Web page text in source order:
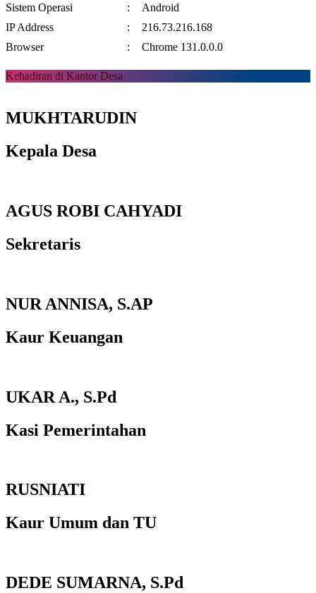
Sistem Operasi
:
Android
IP Address
:
216.73.216.168
Browser
: Chrome 131.0.0.0
Kehadiran di Kantor Desa
MUKHTARUDIN
Kepala Desa
AGUS ROBI CAHYADI
Sekretaris
NUR ANNISA, S.AP
Kaur Keuangan
UKAR A., S.Pd
Kasi Pemerintahan
RUSNIATI
Kaur Umum dan TU
DEDE SUMARNA, S.Pd